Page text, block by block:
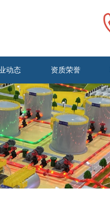
动态 资质荣誉